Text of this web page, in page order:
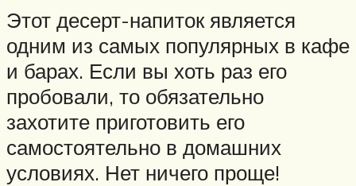
Этот десерт-напиток является
одним из самых популярных в кафе
и барах. Если вы хоть раз его
пробовали, то обязательно
захотите приготовить его
самостоятельно в домашних
условиях. Нет ничего проще!